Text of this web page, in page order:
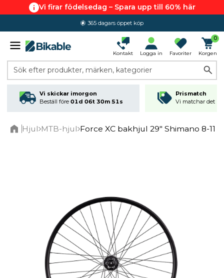
Vi firar födelsedag – Spara upp till 60% här
365 dagars öppet köp
Kontakt Logga in Favoriter
0
Korgen
Sök efter produkter, märken, kategorier
Vi skickar imorgon
Beställ före 01d 06t 30m 51s
Prismatch
Vi matchar det
Hjul MTB-hjul Force XC bakhjul 29" Shimano 8-11